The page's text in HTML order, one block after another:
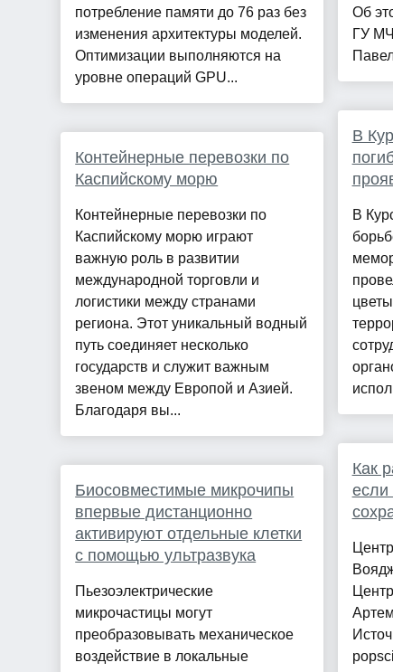
потребление памяти до 76 раз без
изменения архитектуры моделей.
Оптимизации выполняются на
уровне операций GPU...
Контейнерные перевозки по
Каспийскому морю
Контейнерные перевозки по
Каспийскому морю играют
важную роль в развитии
международной торговли и
логистики между странами
региона. Этот уникальный водный
путь соединяет несколько
государств и служит важным
звеном между Европой и Азией.
Благодаря вы...
Биосовместимые микрочипы
впервые дистанционно
активируют отдельные клетки
с помощью ультразвука
Пьезоэлектрические
микрочастицы могут
преобразовывать механическое
воздействие в локальные
Об
ГУ
В
В
Как
если